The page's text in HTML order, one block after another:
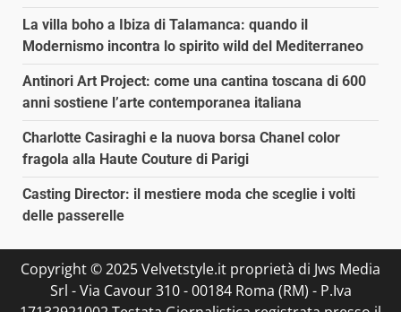
La villa boho a Ibiza di Talamanca: quando il
Modernismo incontra lo spirito wild del Mediterraneo
Antinori Art Project: come una cantina toscana di 600
anni sostiene l’arte contemporanea italiana
Charlotte Casiraghi e la nuova borsa Chanel color
fragola alla Haute Couture di Parigi
Casting Director: il mestiere moda che sceglie i volti
delle passerelle
Copyright © 2025 Velvetstyle.it proprietà di Jws Media
Srl - Via Cavour 310 - 00184 Roma (RM) - P.Iva